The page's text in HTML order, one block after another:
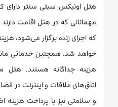
هتل اونیکس سیتی سنتر دارای
مهمانانی که در هتل اقامت دارند
که اجرای زنده برگزار می‌شود،
خواهد شد. همچنین خدماتی
هزینه جداگانه هستند. هتل
اتاق‌های ملاقات و اینترنت در
و سلامتی نیز با پرداخت هزینه